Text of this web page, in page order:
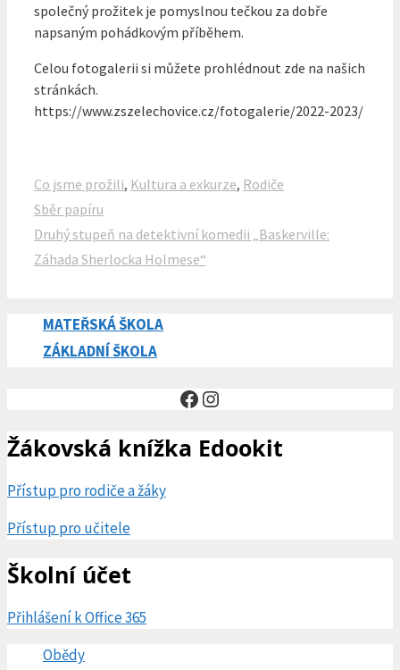
společný prožitek je pomyslnou tečkou za dobře
napsaným pohádkovým příběhem.
Celou fotogalerii si můžete prohlédnout zde na našich
stránkách.
https://www.zszelechovice.cz/fotogalerie/2022-2023/
Rubriky
Co jsme prožili, Kultura a exkurze, Rodiče
Sběr papíru
Druhý stupeň na detektivní komedii „Baskerville:
Záhada Sherlocka Holmese“
MATEŘSKÁ ŠKOLA
ZÁKLADNÍ ŠKOLA
Facebook
Instagram
Žákovská knížka Edookit
Přístup pro rodiče a žáky
Přístup pro učitele
Školní účet
Přihlášení k Office 365
Obědy